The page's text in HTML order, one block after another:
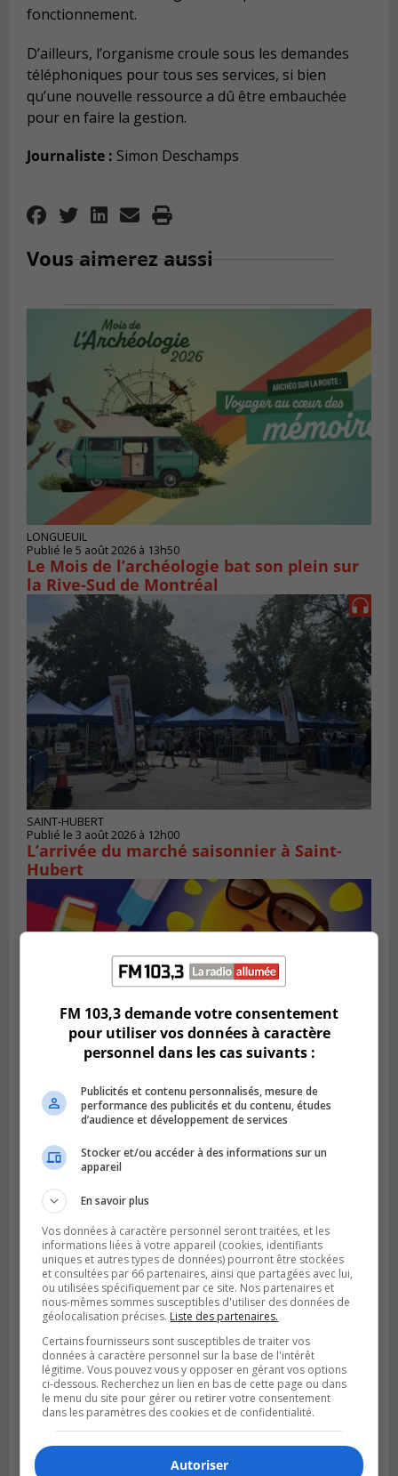
fonctionnement.
D’ailleurs, l’organisme croule sous les demandes
téléphoniques pour tous ses services, si bien
qu’une nouvelle ressource a dû être embauchée
pour en faire la gestion.
Journaliste : Simon Deschamps
Vous aimerez aussi
LONGUEUIL
Publié le 5 août 2026 à 13h50
Le Mois de l’archéologie bat son plein sur
la Rive-Sud de Montréal
SAINT-HUBERT
Publié le 3 août 2026 à 12h00
L’arrivée du marché saisonnier à Saint-
Hubert
SAINT-BRUNO-DE-MONTARVILLE
Publié le 2 août 2026 à 08h06
Bruno
SAINT-CATHERINE
Publié le 30 juillet 2026 à 07h58
Sainte-Catherine prolonge son aide
FM 103,3 demande votre consentement
pour utiliser vos données à caractère
personnel dans les cas suivants :
Publicités et contenu personnalisés, mesure de
performance des publicités et du contenu, études
d’audience et développement de services
Stocker et/ou accéder à des informations sur un
appareil
En savoir plus
Vos données à caractère personnel seront traitées, et les
informations liées à votre appareil (cookies, identifiants
uniques et autres types de données) pourront être stockées
et consultées par 66 partenaires, ainsi que partagées avec lui,
ou utilisées spécifiquement par ce site. Nos partenaires et
nous-mêmes sommes susceptibles d'utiliser des données de
géolocalisation précises. Liste des partenaires.
Certains fournisseurs sont susceptibles de traiter vos
données à caractère personnel sur la base de l'intérêt
légitime. Vous pouvez vous y opposer en gérant vos options
ci-dessous. Recherchez un lien en bas de cette page ou dans
le menu du site pour gérer ou retirer votre consentement
dans les paramètres des cookies et de confidentialité.
Autoriser